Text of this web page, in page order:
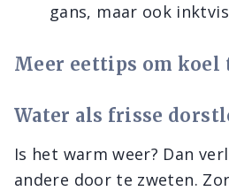
gans, maar ook
Meer eettips om koel
Water als frisse
Is het warm weer? Dan
andere door te zweten.